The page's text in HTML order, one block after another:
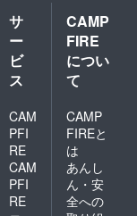
サ
ー
ビ
ス
CAM
PFI
RE
CAM
PFI
RE
CAMP
FIRE
につい
て
CAMP
FIREと
は
あんし
ん・安
全への